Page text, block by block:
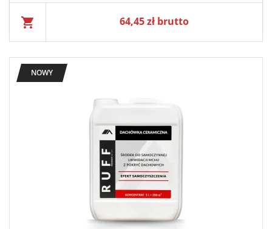
shopping_cart
Cena
64,45 zł brutto
NOWY